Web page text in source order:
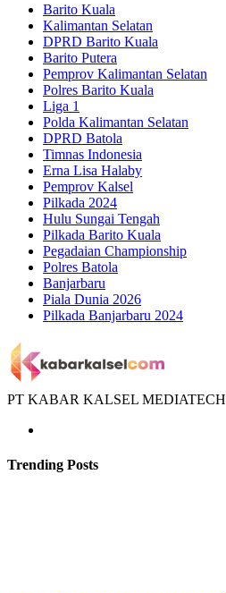
Barito Kuala
Kalimantan Selatan
DPRD Barito Kuala
Barito Putera
Pemprov Kalimantan Selatan
Polres Barito Kuala
Liga 1
Polda Kalimantan Selatan
DPRD Batola
Timnas Indonesia
Erna Lisa Halaby
Pemprov Kalsel
Pilkada 2024
Hulu Sungai Tengah
Pilkada Barito Kuala
Pegadaian Championship
Polres Batola
Banjarbaru
Piala Dunia 2026
Pilkada Banjarbaru 2024
PT KABAR KALSEL MEDIATECH
Trending Posts